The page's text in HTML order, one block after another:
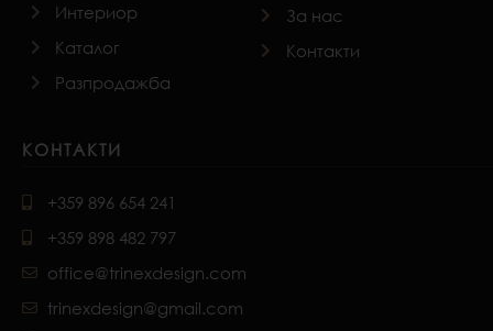
Интериор
Каталог
Разпродажба
За нас
Контакти
КОНТАКТИ
+359 896 654 241
+359 898 482 797
office@trinexdesign.com
trinexdesign@gmail.com